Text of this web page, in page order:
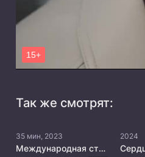
Так же смотрят:
35 мин, 2023
Международная старшая школа Чхондам
2024